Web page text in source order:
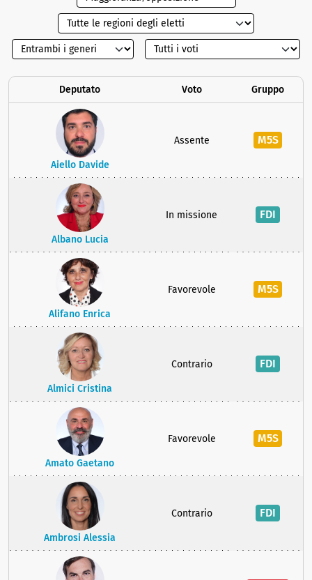
Deputato Voto Gruppo
Aiello Davide
Assente M5S
Albano Lucia
In missione FDI
Alifano Enrica
Favorevole M5S
Almici Cristina
Contrario FDI
Amato Gaetano
Favorevole M5S
Ambrosi Alessia
Contrario FDI